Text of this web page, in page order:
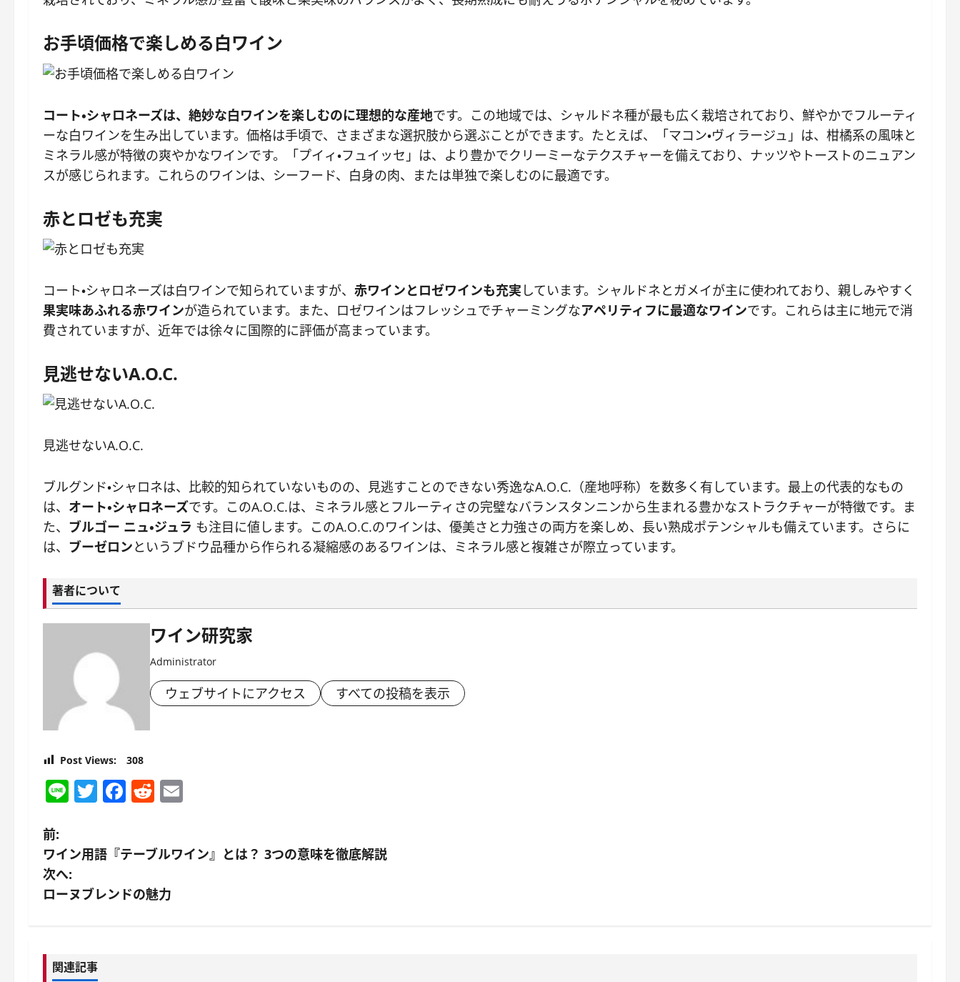
お手頃価格で楽しめる白ワイン
コート・シャロネーズは、絶妙な白ワインを楽しむのに理想的な産地です。この地域では、シャルドネ種が最も広く栽培されており、鮮やかでフルーティ
ーな白ワインを生み出しています。価格は手頃で、さまざまな選択肢から選ぶことができます。たとえば、「マコン・ヴィラージュ」は、柑橘系の風味と
ミネラル感が特徴の爽やかなワインです。「プイィ・フュイッセ」は、より豊かでクリーミーなテクスチャーを備えており、ナッツやトーストのニュアン
スが感じられます。これらのワインは、シーフード、白身の肉、または単独で楽しむのに最適です。
赤とロゼも充実
コート・シャロネーズは白ワインで知られていますが、 赤ワインとロゼワインも充実 しています。シャルドネとガメイが主に使われており、親しみやすく
果実味あふれる赤ワインが造られています。また、ロゼワインはフレッシュでチャーミングなアペリティフに最適なワインです。これらは主に地元で消
費されていますが、近年では徐々に国際的に評価が高まっています。
見逃せないA.O.C.
見逃せないA.O.C.
ブルグンド・シャロネは、比較的知られていないものの、見逃すことのできない秀逸なA.O.C.（産地呼称）を数多く有しています。最上の代表的なもの
は、 オート・シャロネーズです。このA.O.C.は、ミネラル感とフルーティさの完璧なバランスタンニンから生まれる豊かなストラクチャーが特徵です。ま
た、 ブルゴー ニュ・ジュラ も注目に値します。このA.O.C.のワインは、優美さと力強さの両方を楽しめ、長い熟成ポテンシャルも備えています。さらに
は、 ブーゼロンというブドウ品種から作られる凝縮感のあるワインは、ミネラル感と複雑さが際立っています。
著者について
ワイン研究家
Administrator
ウェブサイトにアクセス すべての投稿を表示
Post Views: 308
LineTwitter
Facebook
Reddit
投
稿
ナ
ゲ
前:
ワイン用語『テーブルワイン』とは？ 3つの意味を徹底解説
次へ:
ローヌブレンドの魅力
関連記事